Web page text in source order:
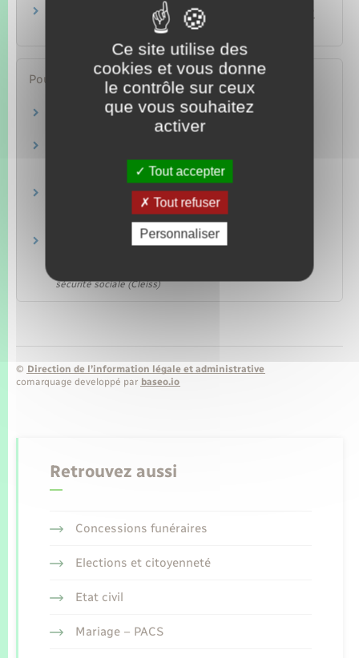
Quelles associations peuvent aider un étranger
maintenu en zone d'attente ?
Pour en savoir plus
France-visas – Votre arrivée en France
Ministère chargé de l'intérieur
Commission européenne
Solvit : des solutions aux problèmes liés à vos
droits en Europe
Commission européenne
Règlements communautaires en matière de
sécurité sociale (Cleiss)
© Direction de l’information légale et administrative
comarquage developpé par baseo.io
Retrouvez aussi
Concessions funéraires
Elections et citoyenneté
Etat civil
Mariage – PACS
Ce site utilise des
cookies et vous donne
le contrôle sur ceux
que vous souhaitez
activer
Tout accepter
Tout refuser
Personnaliser